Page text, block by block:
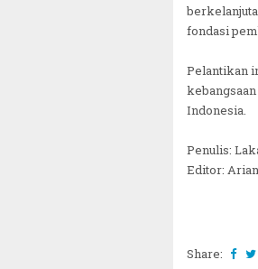
fondasi
Pelantikan
Indonesia.
Penulis:
Editor:
Share: